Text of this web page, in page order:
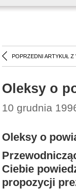
POPRZEDNI ARTYKUŁ Z
Oleksy o
10 grudnia
Oleksy o
Ciebie
propozycji